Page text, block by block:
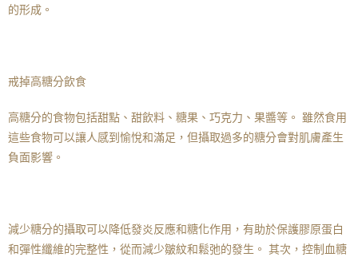
的形成。
戒掉高糖分飲食
高糖分的食物包括甜點、甜飲料、糖果、巧克力、果醬等。 雖然食用
這些食物可以讓人感到愉悅和滿足，但攝取過多的糖分會對肌膚產生
負面影響。
減少糖分的攝取可以降低發炎反應和糖化作用，有助於保護膠原蛋白
和彈性纖維的完整性，從而減少皺紋和鬆弛的發生。 其次，控制血糖